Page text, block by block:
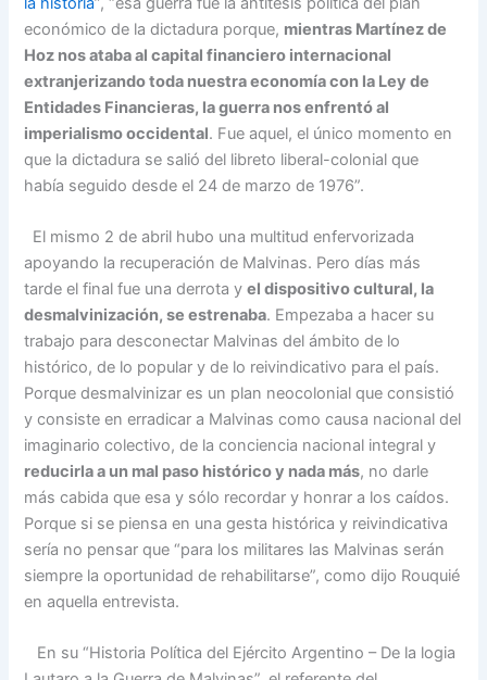
económico de la dictadura porque, mientras Martínez de
Hoz nos ataba al capital financiero internacional
extranjerizando toda nuestra economía con la Ley de
Entidades Financieras, la guerra nos enfrentó al
imperialismo occidental. Fue aquel, el único momento en
que la dictadura se salió del libreto liberal-colonial que
había seguido desde el 24 de marzo de 1976”.
El mismo 2 de abril hubo una multitud enfervorizada
apoyando la recuperación de Malvinas. Pero días más
tarde el final fue una derrota yel dispositivo cultural, la
desmalvinización, se estrenaba. Empezaba a hacer su
trabajo para desconectar Malvinas del ámbito de lo
histórico, de lo popular y de lo reivindicativo para el país.
Porque desmalvinizar es un plan neocolonial que consistió
y consiste en erradicar a Malvinas como causa nacional del
imaginario colectivo, de la conciencia nacional integral y
reducirla a un mal paso histórico y nada más, no darle
más cabida que esa y sólo recordar y honrar a los caídos.
Porque si se piensa en una gesta histórica y reivindicativa
sería no pensar que “para los militares las Malvinas serán
siempre la oportunidad de rehabilitarse”, como dijo Rouquié
en aquella entrevista.
En su “Historia Política del Ejército Argentino – De la logia